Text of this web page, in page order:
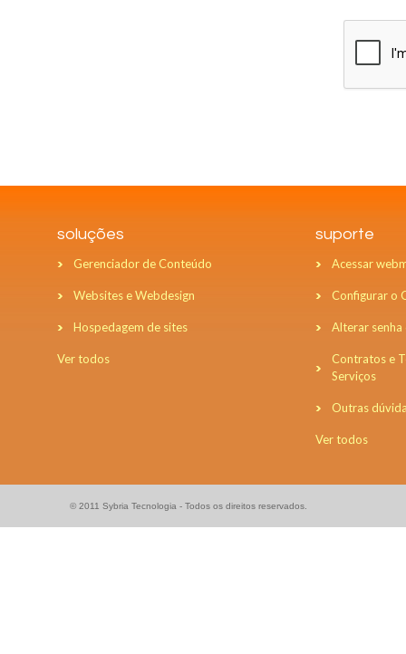
soluções
Gerenciador de Conteúdo
Websites e Webdesign
Hospedagem de sites
Ver todos
suporte
Acessar
Configurar o
Alterar senha
Contratos e
Serviços
Outras
Ver todos
© 2011 Sybria Tecnologia - Todos os direitos reservados.